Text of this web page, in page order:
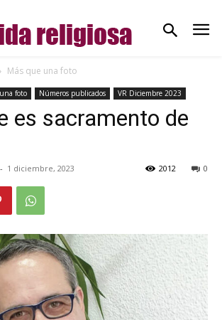
Más que una foto
foto Números publicados VR Diciembre 2023
es sacramento de
- 1 diciembre, 2023 0
2012